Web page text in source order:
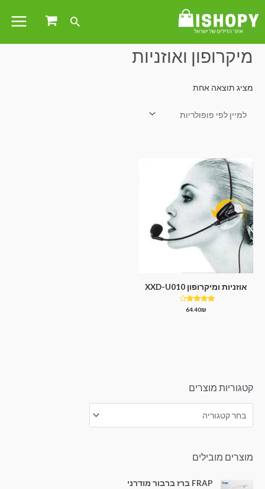
קטגוריות מוצרים
מוצרים מובילים
FRAP ברז ברבור מודרני
עמוד הבית/ מוצרים המתויגים “מיקרופון ואוזניות”
מיקרופון ואוזניות
מציג תוצאה אחת
אוזניות ומיקרופון XXD-U010
דורג
64.40₪